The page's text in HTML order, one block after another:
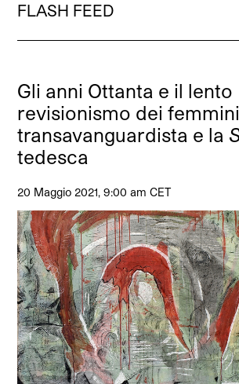
FLASH FEED
Gli anni Ottanta e il lento
revisionismo dei
transavanguardista e la
tedesca
20 Maggio 2021, 9:00 am CET